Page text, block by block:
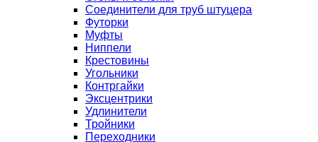
Соединители для труб штуцера
Футорки
Муфты
Ниппели
Крестовины
Угольники
Контргайки
Эксцентрики
Удлинители
Тройники
Переходники